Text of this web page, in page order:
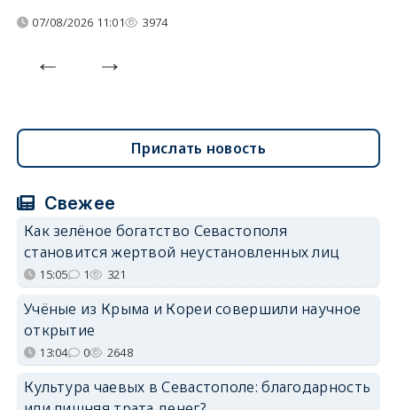
07/08/2026 11:01 3974
Прислать новость
Свежее
Как зелёное богатство Севастополя
становится жертвой неустановленных лиц
15:05 1 321
Учёные из Крыма и Кореи совершили научное
открытие
13:04 0 2648
Культура чаевых в Севастополе: благодарность